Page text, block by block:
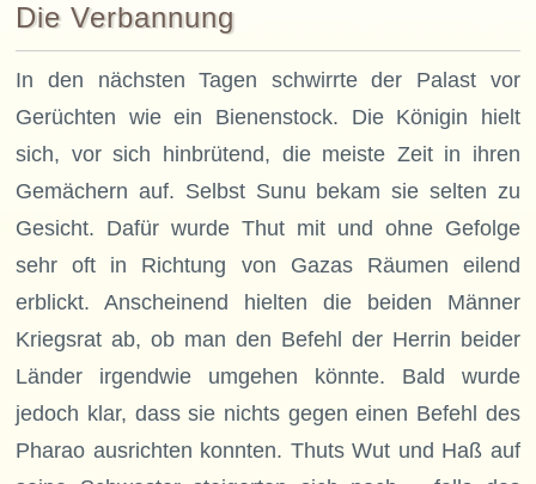
Die Verbannung
In den nächsten Tagen schwirrte der Palast vor
Gerüchten wie ein Bienenstock. Die Königin hielt
sich, vor sich hinbrütend, die meiste Zeit in ihren
Gemächern auf. Selbst Sunu bekam sie selten zu
Gesicht. Dafür wurde Thut mit und ohne Gefolge
sehr oft in Richtung von Gazas Räumen eilend
erblickt. Anscheinend hielten die beiden Männer
Kriegsrat ab, ob man den Befehl der Herrin beider
Länder irgendwie umgehen könnte. Bald wurde
jedoch klar, dass sie nichts gegen einen Befehl des
Pharao ausrichten konnten. Thuts Wut und Haß auf